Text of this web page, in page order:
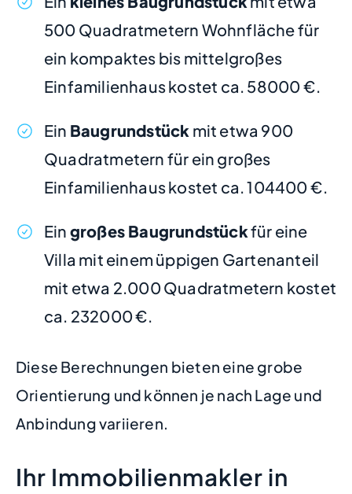
500 Quadratmetern Wohnfläche für
ein kompaktes bis mittelgroßes
Einfamilienhaus kostet ca. 58000 €.
Ein Baugrundstück mit etwa 900
Quadratmetern für ein großes
Einfamilienhaus kostet ca. 104400 €.
Ein großes Baugrundstückfür eine
Villa mit einem üppigen Gartenanteil
mit etwa 2.000 Quadratmetern kostet
ca. 232000 €.
Diese Berechnungen bieten eine grobe
Orientierung und können je nach Lage und
Anbindung variieren.
Ihr Immobilienmakler in